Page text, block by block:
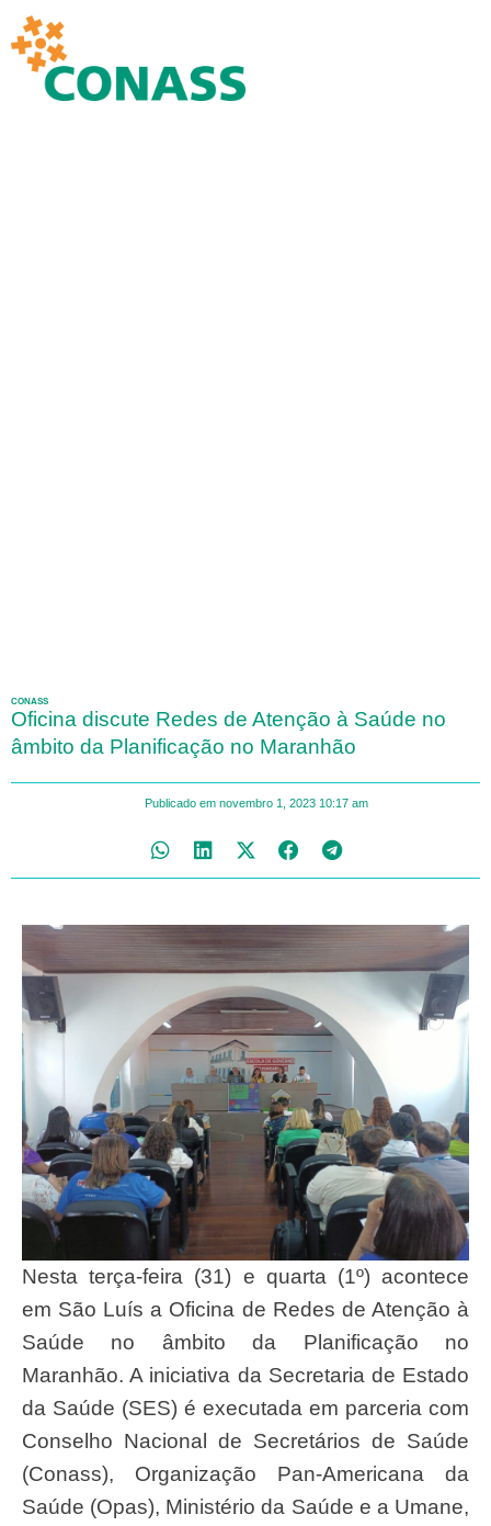
CONASS
Oficina discute Redes de Atenção à Saúde no
âmbito da Planificação no Maranhão
Publicado em novembro 1, 2023 10:17 am
Nesta terça-feira (31) e quarta (1º) acontece
em São Luís a Oficina de Redes de Atenção à
Saúde no âmbito da Planificação no
Maranhão. A iniciativa da Secretaria de Estado
da Saúde (SES) é executada em parceria com
Conselho Nacional de Secretários de Saúde
(Conass), Organização Pan-Americana da
Saúde (Opas), Ministério da Saúde e a Umane,